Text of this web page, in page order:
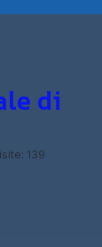
di
139